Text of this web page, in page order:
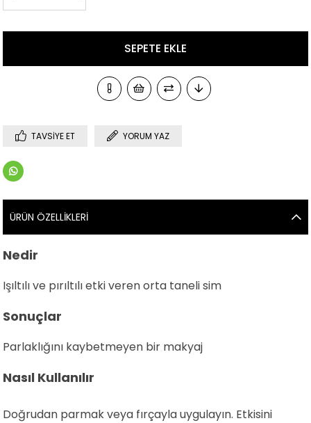
TAVSIYE ET YORUM YAZ
ÜRÜN ÖZELLIKLERI
Nedir
Işıltılı ve pırıltılı etki veren orta taneli sim
Sonuçlar
Parlaklığını kaybetmeyen bir makyaj
Nasıl Kullanılır
Doğrudan parmak veya fırçayla uygulayın. Etkisini